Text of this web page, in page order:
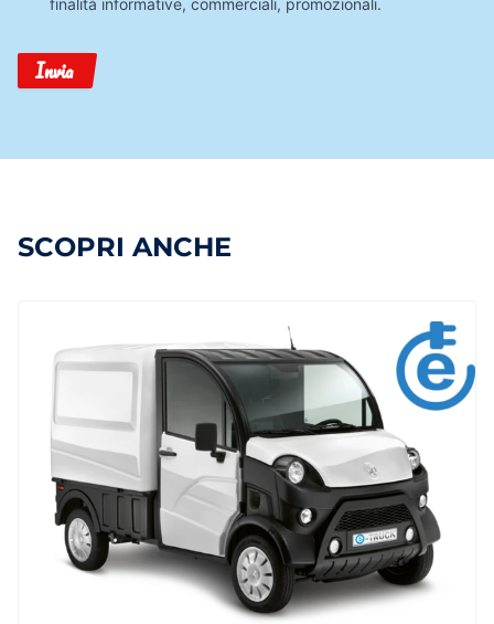
finalità informative, commerciali, promozionali.
Invia
SCOPRI ANCHE